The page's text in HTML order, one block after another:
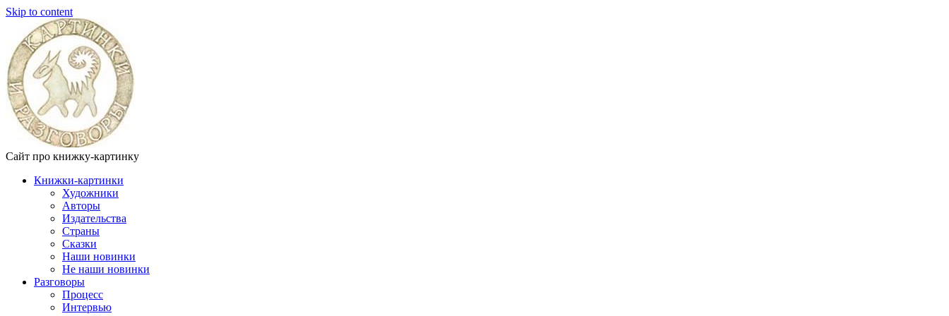
Skip to content
Сайт про книжку-картинку
Книжки-картинки
Художники
Авторы
Издательства
Страны
Сказки
Наши новинки
Не наши новинки
Разговоры
Процесс
Интервью